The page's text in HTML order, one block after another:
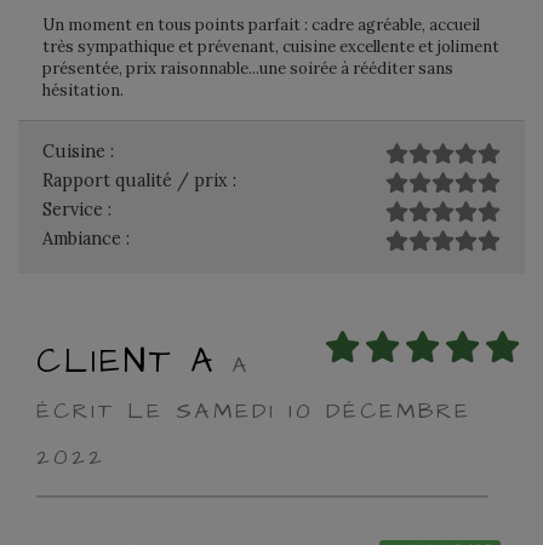
Un moment en tous points parfait : cadre agréable, accueil
très sympathique et prévenant, cuisine excellente et joliment
présentée, prix raisonnable...une soirée à rééditer sans
hésitation.
Cuisine :
Rapport qualité / prix :
Service :
Ambiance :
CLIENT A
A
ÉCRIT LE SAMEDI 10 DÉCEMBRE
2022